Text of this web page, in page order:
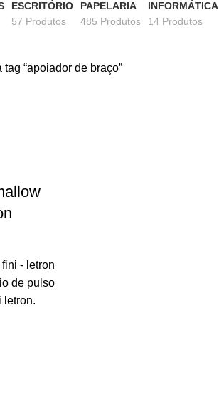
ESCRITÓRIO
57 Produtos
PAPELARIA
485 Produtos
INFORMÁTICA
14 Produtos
“apoiador de braço”
- letron
de pulso
letron.